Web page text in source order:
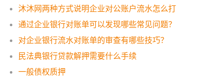
沐沐网两种方式说明企业对公账户流水怎么打
通过企业银行对账单可以发现哪些常见问题？
对企业银行流水对账单的审查有哪些技巧？
民法典银行贷款解押需要什么手续
一般债权质押